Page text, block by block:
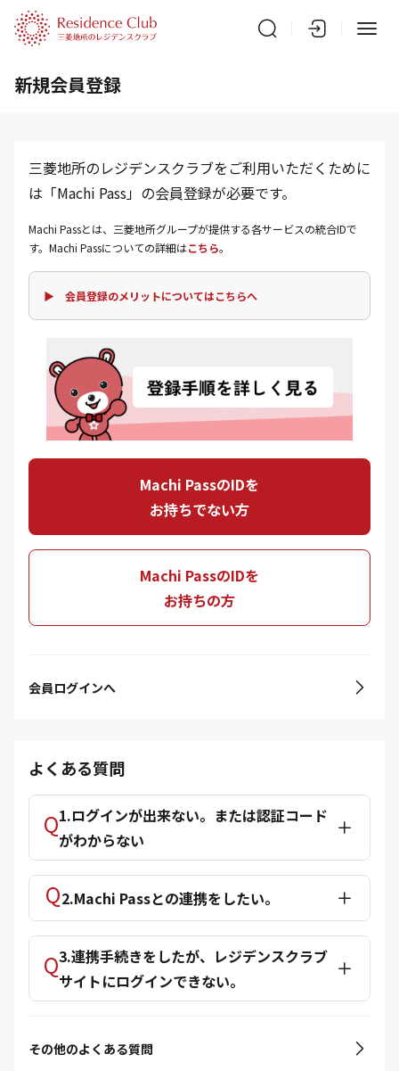
新規会員登録
三菱地所のレジデンスクラブをご利用いただくために
は「Machi Pass」の会員登録が必要です。
Machi Passとは、三菱地所グループが提供する各サービスの統合IDで
す。Machi Passについての詳細はこちら。
▶ 会員登録のメリットについてはこちらへ
Machi PassのIDを
お持ちでない方
Machi PassのIDを
お持ちの方
会員ログインへ
よくある質問
1.ログインが出来ない。または認証コード
がわからない
2.Machi Passとの連携をしたい。
3.連携手続きをしたが、レジデンスクラブ
サイトにログインできない。
その他のよくある質問